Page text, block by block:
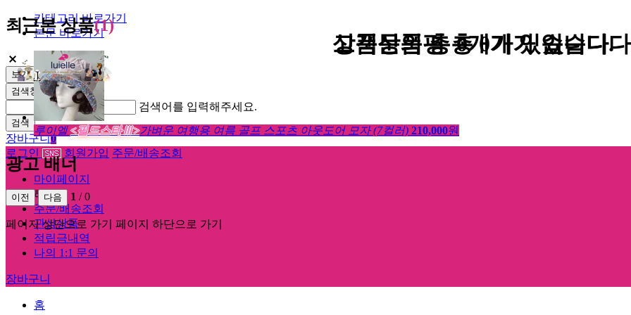
카테고리 바로가기
본문 바로가기
보기
검색창 열기
검색어를 입력해주세요.
검색
장바구니0
로그인
회원가입 주문/배송조회
마이페이지
해더
주문/배송조회
관심상품
적립금내역
나의 1:1 문의
장바구니
홈
고객상품평총0개가 있습니
상품문의총0개가 있습니다.
최근본 상품(1)
루이엘<필드스타Ⅲ>가벼운 여행용 여름 골프 스포츠 아웃도어 모자 (7컬러) 210,000원
광고 배너
이전 다음 1 /0
페이지 상단으로 가기 페이지 하단으로 가기